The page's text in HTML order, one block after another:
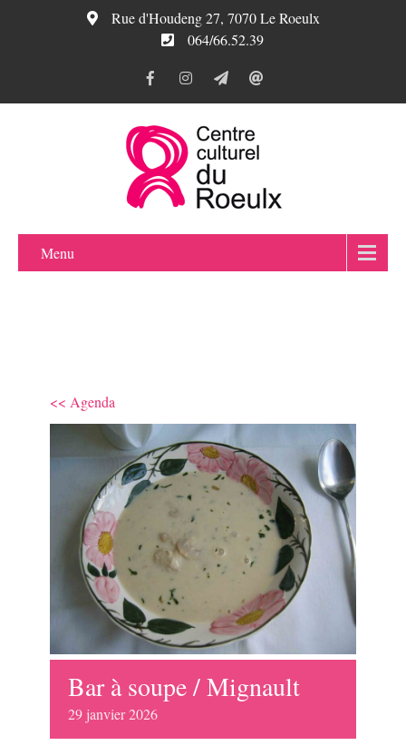
Rue d'Houdeng 27, 7070 Le Roeulx
064/66.52.39
Menu
<< Agenda
Bar à soupe / Mignault
29 janvier2026